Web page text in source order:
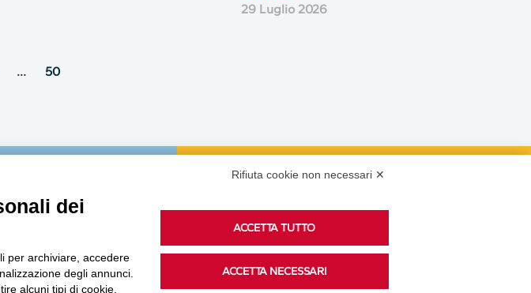
29 Luglio 2026
… 50
e webinar.
Ascolta i podcast di approfondimento di Legacoop
Rifiuta cookie non necessari ✕
dei
per archiviare, accedere
degli annunci.
alcuni tipi di cookie.
ACCETTA TUTTO
ACCETTA NECESSARI